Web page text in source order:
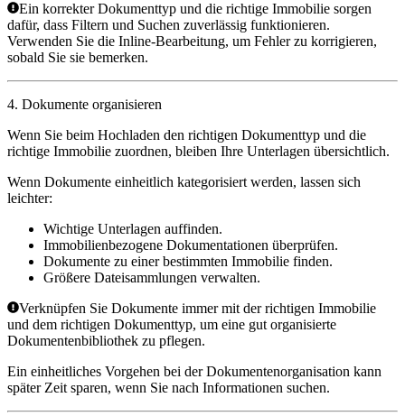
Ein korrekter Dokumenttyp und die richtige Immobilie sorgen
dafür, dass Filtern und Suchen zuverlässig funktionieren.
Verwenden Sie die Inline-Bearbeitung, um Fehler zu korrigieren,
sobald Sie sie bemerken.
4. Dokumente organisieren
Wenn Sie beim Hochladen den richtigen Dokumenttyp und die
richtige Immobilie zuordnen, bleiben Ihre Unterlagen übersichtlich.
Wenn Dokumente einheitlich kategorisiert werden, lassen sich
leichter:
Wichtige Unterlagen auffinden.
Immobilienbezogene Dokumentationen überprüfen.
Dokumente zu einer bestimmten Immobilie finden.
Größere Dateisammlungen verwalten.
Verknüpfen Sie Dokumente immer mit der richtigen Immobilie
und dem richtigen Dokumenttyp, um eine gut organisierte
Dokumentenbibliothek zu pflegen.
Ein einheitliches Vorgehen bei der Dokumentenorganisation kann
später Zeit sparen, wenn Sie nach Informationen suchen.